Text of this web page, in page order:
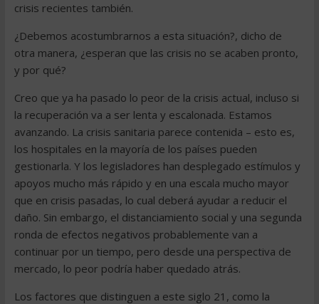
crisis recientes también.
¿Debemos acostumbrarnos a esta situación?, dicho de
otra manera, ¿esperan que las crisis no se acaben pronto,
y por qué?
Creo que ya ha pasado lo peor de la crisis actual, incluso si
la recuperación va a ser lenta y escalonada. Estamos
avanzando. La crisis sanitaria parece contenida – esto es,
los hospitales en la mayoría de los países pueden
gestionarla. Y los legisladores han desplegado estímulos y
apoyos mucho más rápido y en una escala mucho mayor
que en crisis pasadas, lo cual deberá ayudar a reducir el
daño. Sin embargo, el distanciamiento social y una segunda
ronda de efectos negativos probablemente van a
continuar por un tiempo, pero desde una perspectiva de
mercado, lo peor podría haber quedado atrás.
Los factores que distinguen a este siglo 21, como la